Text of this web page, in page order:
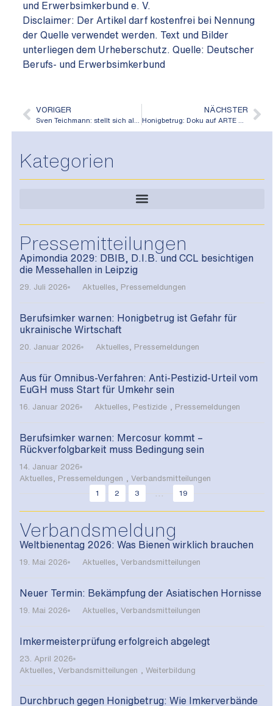
und Erwerbsimkerbund e. V.
Disclaimer: Der Artikel darf kostenfrei bei Nennung
der Quelle verwendet werden. Text und Bilder
unterliegen dem Urheberschutz. Quelle: Deutscher
Berufs- und Erwerbsimkerbund
VORIGER NÄCHSTER
Kategorien
Pressemitteilungen
Apimondia 2029: DBIB, D.I.B. und CCL besichtigen
die Messehallen in Leipzig
29. Juli 2026 Aktuelles Pressemeldungen
Berufsimker warnen: Honigbetrug ist Gefahr für
ukrainische Wirtschaft
20. Januar 2026 Aktuelles Pressemeldungen
Aus für Omnibus-Verfahren: Anti-Pestizid-Urteil vom
EuGH muss Start für Umkehr sein
16. Januar 2026 Aktuelles Pestizide Pressemeldungen
Berufsimker warnen: Mercosur kommt –
Rückverfolgbarkeit muss Bedingung sein
14. Januar 2026
Aktuelles
Pressemeldungen
Verbandsmitteilungen
1
2 3 19
Verbandsmeldung
Weltbienentag 2026: Was Bienen wirklich brauchen
19. Mai 2026 Aktuelles Verbandsmitteilungen
Neuer Termin: Bekämpfung der Asiatischen Hornisse
19. Mai 2026 Aktuelles Verbandsmitteilungen
Imkermeisterprüfung erfolgreich abgelegt
23. April 2026
Aktuelles
Verbandsmitteilungen Weiterbildung
Durchbruch gegen Honigbetrug: Wie Imkerverbände